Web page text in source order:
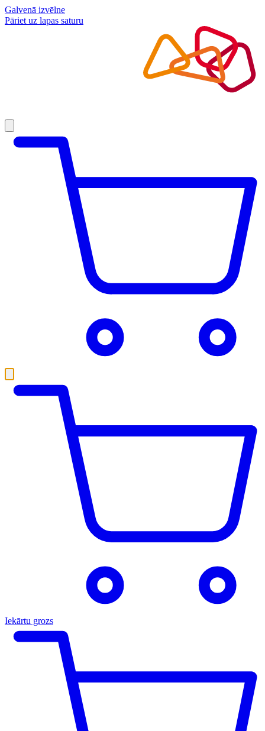
Galvenā izvēlne
Pāriet uz lapas saturu
Iekārtu grozs